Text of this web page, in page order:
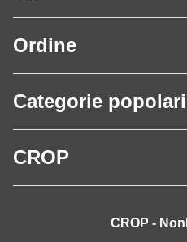
Ordine
Categorie popolari
CROP
CROP -